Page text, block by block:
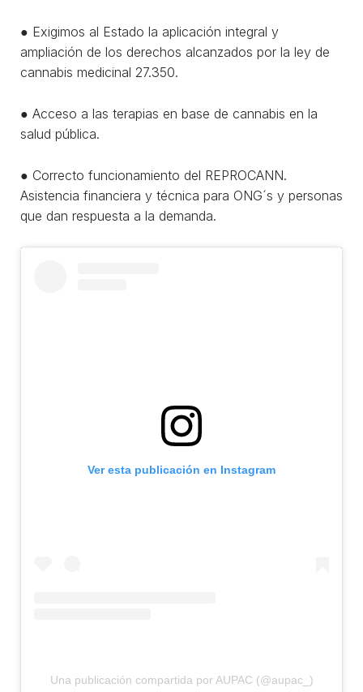
● Exigimos al Estado la aplicación integral y
ampliación de los derechos alcanzados por la ley de
cannabis medicinal 27.350.
● Acceso a las terapias en base de cannabis en la
salud pública.
● Correcto funcionamiento del REPROCANN.
Asistencia financiera y técnica para ONG´s y personas
que dan respuesta a la demanda.
Ver esta publicación en Instagram
Una publicación compartida por AUPAC (@aupac_)